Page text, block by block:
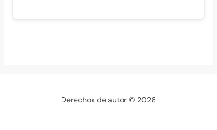
Derechos de autor © 2026